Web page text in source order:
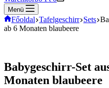
Menü
Főoldal Tafelgeschirr Sets
ab 6 Monaten blaubeere
Babygeschirr-Set
Monaten blaubeere